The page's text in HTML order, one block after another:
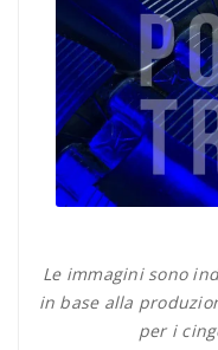
Le immagini sono
in base alla
per i